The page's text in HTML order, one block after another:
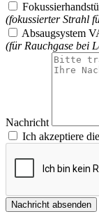
(fokussierter Strahl
Absaugsystem
(für Rauchgase bei
Nachricht
Ich akzeptiere die
Nachricht absenden